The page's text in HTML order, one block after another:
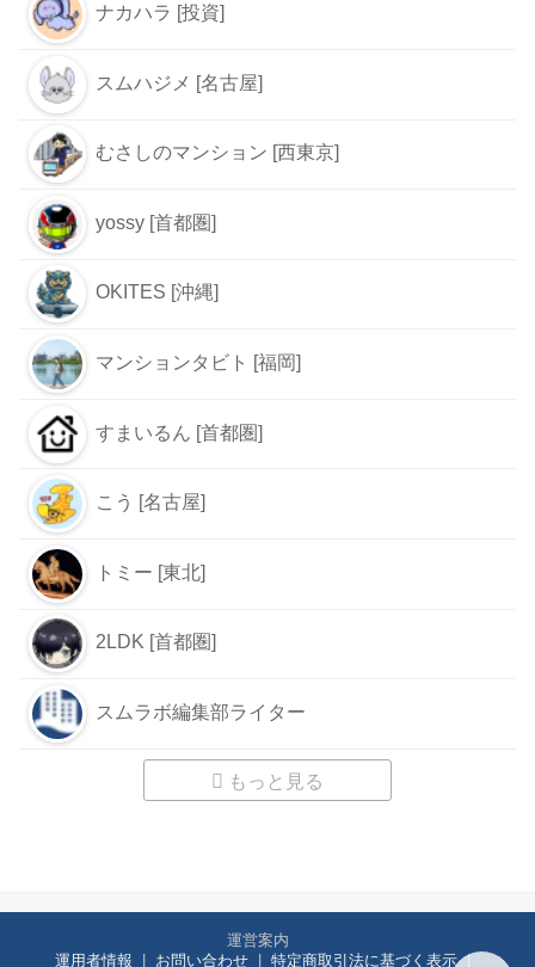
ナカハラ [投資]
スムハジメ [名古屋]
むさしのマンション [西東京]
yossy [首都圏]
OKITES [沖縄]
マンションタビト [福岡]
すまいるん [首都圏]
こう [名古屋]
トミー [東北]
2LDK [首都圏]
スムラボ編集部ライター
もっと見る
運営案内
運用者情報
お問い合わせ 特定商取引法に基づく表示